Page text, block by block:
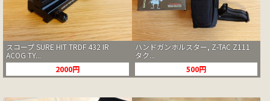
スコープ SURE HIT TRDF 432 IR
ACOG TY...
2000円
ハンドガンホルスター, Z-TAC Z111
タク...
500円